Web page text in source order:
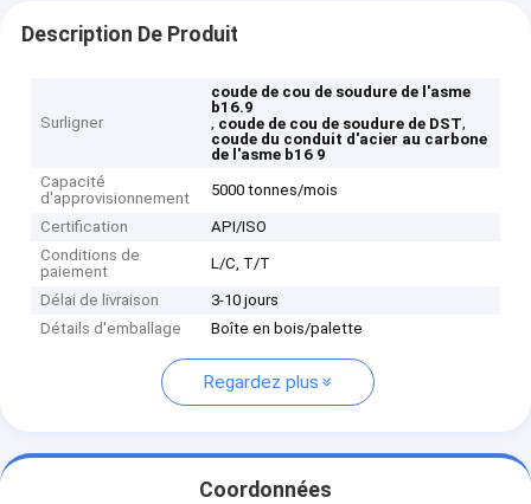
Description De Produit
Surligner
coude de cou de soudure de l'asme
b16.9
, coude de cou de soudure de DST,
coude du conduit d'acier au carbone
de l'asme b16 9
Capacité
d'approvisionnement
5000 tonnes/mois
Certification
API/ISO
Conditions de
paiement
L/C, T/T
Délai de livraison
3-10 jours
Détails d'emballage
Boîte en bois/palette
Regardez plus
Coordonnées